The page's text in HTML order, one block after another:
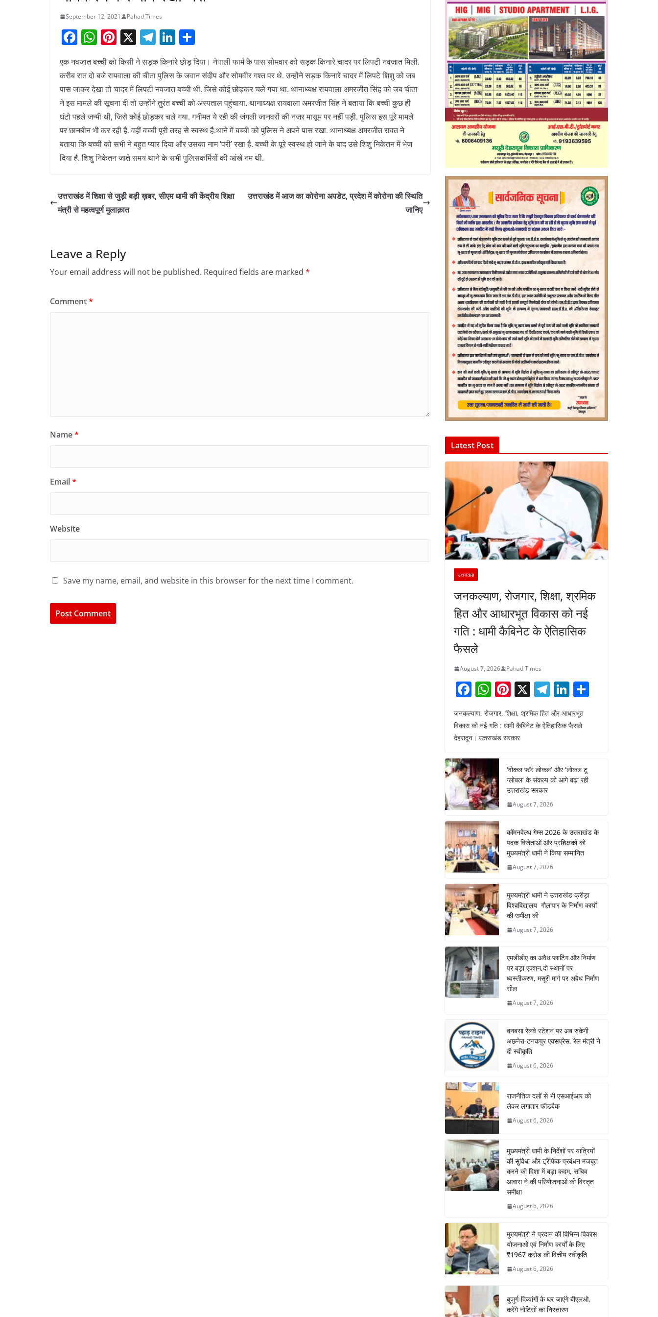
September 12, 2021 Pahad Times
F
c
e
b
o
o
k
W
h
at
s
A
p
p
Pi
nt
er
e
st
X T
el
e
gr
a
m
Li
n
k
e
dI
n
h
ar
e
एक नवजात बच्ची को किसी ने सड़क किनारे छोड़ दिया। नेपाली फार्म के पास सोमवार को सड़क किनारे चादर पर लिपटी नवजात मिली.
करीब रात दो बजे रायवाला की चीता पुलिस के जवान संदीप और सोमवीर गश्त पर थे. उन्होंने सड़क किनारे चादर में लिपटे शिशु को जब
पास जाकर देखा तो चादर में लिपटी नवजात बच्ची थी. जिसे कोई छोड़कर चले गया था. थानाध्यक्ष रायवाला अमरजीत सिंह को जब चीता
ने इस मामले की सूचना दी तो उन्होंने तुरंत बच्ची को अस्पताल पहुंचाया. थानाध्यक्ष रायवाला अमरजीत सिंह ने बताया कि बच्ची कुछ ही
घंटो पहले जन्मी थी, जिसे कोई छोड़कर चले गया. गनीमत ये रही की जंगली जानवरों की नजर मासूम पर नहीं पड़ी. पुलिस इस पूरे मामले
पर छानबीन भी कर रही है. वहीं बच्ची पूरी तरह से स्वस्थ है.थाने में बच्ची को पुलिस ने अपने पास रखा. थानाध्यक्ष अमरजीत रावत ने
बताया कि बच्ची को सभी ने बहुत प्यार दिया और उसका नाम ‘परी’ रखा है. बच्ची के पूरे स्वस्थ हो जाने के बाद उसे शिशु निकेतन में भेज
दिया है. शिशु निकेतन जाते समय थाने के सभी पुलिसकर्मियों की आंखे नम थी.
उत्तराखंड में शिक्षा से जुड़ी बड़ी ख़बर, सीएम धामी की केंद्रीय शिक्षा
मंत्री से महत्वपूर्ण मुलाक़ात
उत्तराखंड में आज का कोरोना अपडेट, प्रदेश में कोरोना की स्थिति
जानिए
Leave a Reply
Your email address will not be published. Required fields are marked *
Comment*
Name*
Email*
Website
Save my name, email, and website in this browser for the next time I comment.
Latest Post
उत्तराखंड
जनकल्याण, रोजगार, शिक्षा, श्रमिक
हित और आधारभूत विकास को नई
गति : धामी कैबिनेट के ऐतिहासिक
फैसले
August 7, 2026 Pahad Times
F
c
e
o
o
k
W
at
s
p
Pi
er
e
X T
el
e
m
Li
k
n
जनकल्याण, रोजगार, शिक्षा, श्रमिक हित और आधारभूत
विकास को नई गति : धामी कैबिनेट के ऐतिहासिक फैसले
देहरादून। उत्तराखंड सरकार
‘वोकल फॉर लोकल’ और ‘लोकल टू
ग्लोबल’ के संकल्प को आगे बढ़ा रही
उत्तराखंड सरकार
August 7, 2026
कॉमनवेल्थ गेम्स 2026 के उत्तराखंड के
पदक विजेताओं और प्रशिक्षकों को
मुख्यमंत्री धामी ने किया सम्मानित
August 7, 2026
मुख्यमंत्री धामी ने उत्तराखंड क्रीड़ा
विश्वविद्यालय गौलापार के निर्माण कार्यों
की समीक्षा की
August 7, 2026
एमडीडीए का अवैध प्लाटिंग और निर्माण
पर बड़ा एक्शन,दो स्थानों पर
ध्वस्तीकरण, मसूरी मार्ग पर अवैध निर्माण
सील
August 7, 2026
बनबसा रेलवे स्टेशन पर अब रुकेगी
अछनेरा-टनकपुर एक्सप्रेस, रेल मंत्री ने
दी स्वीकृति
August 6, 2026
राजनैतिक दलों से भी एसआईआर को
लेकर लगातार फीडबैक
August 6, 2026
मुख्यमंत्री धामी के निर्देशों पर यात्रियों
की सुविधा और ट्रैफिक प्रबंधन मजबूत
करने की दिशा में बड़ा कदम, सचिव
आवास ने की परियोजनाओं की विस्तृत
समीक्षा
August 6, 2026
मुख्यमंत्री ने प्रदान की विभिन्न विकास
योजनाओं एवं निर्माण कार्यों के लिए
₹1967 करोड़ की वित्तीय स्वीकृति
August 6, 2026
बुजुर्ग-दिव्यांगों के घर जाएंगे बीएलओ,
करेंगे नोटिसों का निस्तारण